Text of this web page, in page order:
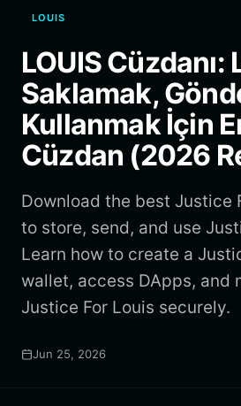
繁體中文
Bahasa Indonesia
ภาษาไทย
हिन्दी
Español
Português (Brasil)
LOUIS
LOUIS Cüzdanı:
Saklamak,
Kullanmak İçin
Cüzdan (2026
Download the best Justice
to store, send, and use
Learn how to create a
wallet, access DApps, and
Justice For Louis securely.
Jun 25, 2026